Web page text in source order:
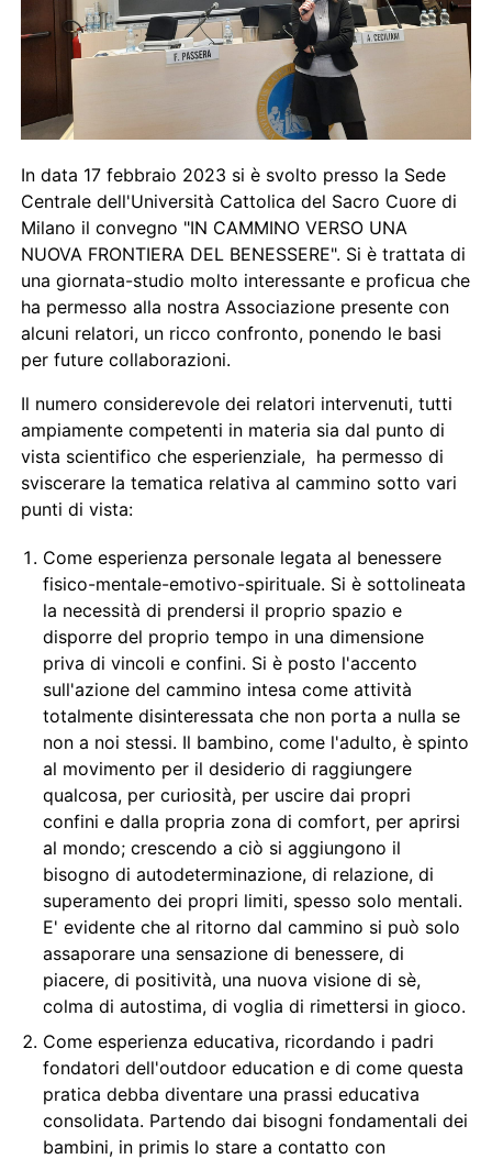
In data 17 febbraio 2023 si è svolto presso la Sede
Centrale dell'Università Cattolica del Sacro Cuore di
Milano il convegno "IN CAMMINO VERSO UNA
NUOVA FRONTIERA DEL BENESSERE". Si è trattata di
una giornata-studio molto interessante e proficua che
ha permesso alla nostra Associazione presente con
alcuni relatori, un ricco confronto, ponendo le basi
per future collaborazioni.
Il numero considerevole dei relatori intervenuti, tutti
ampiamente competenti in materia sia dal punto di
vista scientifico che esperienziale, ha permesso di
sviscerare la tematica relativa al cammino sotto vari
punti di vista:
Come esperienza personale legata al benessere
fisico-mentale-emotivo-spirituale. Si è sottolineata
la necessità di prendersi il proprio spazio e
disporre del proprio tempo in una dimensione
priva di vincoli e confini. Si è posto l'accento
sull'azione del cammino intesa come attività
totalmente disinteressata che non porta a nulla se
non a noi stessi. Il bambino, come l'adulto, è spinto
al movimento per il desiderio di raggiungere
qualcosa, per curiosità, per uscire dai propri
confini e dalla propria zona di comfort, per aprirsi
al mondo; crescendo a ciò si aggiungono il
bisogno di autodeterminazione, di relazione, di
superamento dei propri limiti, spesso solo mentali.
E' evidente che al ritorno dal cammino si può solo
assaporare una sensazione di benessere, di
piacere, di positività, una nuova visione di sè,
colma di autostima, di voglia di rimettersi in gioco.
Come esperienza educativa, ricordando i padri
fondatori dell'outdoor education e di come questa
pratica debba diventare una prassi educativa
consolidata. Partendo dai bisogni fondamentali dei
bambini, in primis lo stare a contatto con